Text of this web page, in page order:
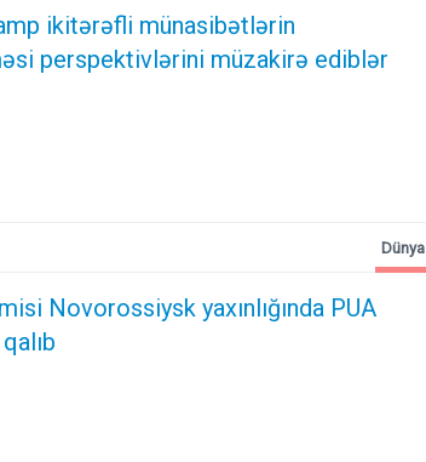
ikitərəfli münasibətlərin
perspektivlərini müzakirə ediblər
Novorossiysk yaxınlığında PUA
Dünya